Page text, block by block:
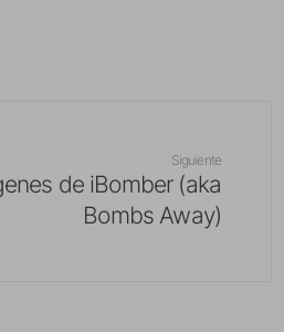
Siguiente
de iBomber (aka
Bombs Away)